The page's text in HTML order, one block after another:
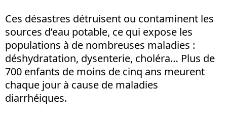
Ces désastres détruisent ou contaminent les
sources d’eau potable, ce qui expose les
populations à de nombreuses maladies :
déshydratation, dysenterie, choléra… Plus de
700 enfants de moins de cinq ans meurent
chaque jour à cause de maladies
diarrhéiques.